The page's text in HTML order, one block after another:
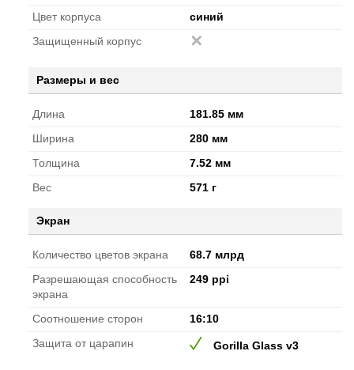
Цвет корпуса
синий
Защищенный корпус
Размеры и вес
Длина
181.85 мм
Ширина
280 мм
Толщина
7.52 мм
Вес
571 г
Экран
Количество цветов экрана
68.7 млрд
Разрешающая способность
экрана
249 ppi
Соотношение сторон
16:10
Защита от царапин
Gorilla Glass v3